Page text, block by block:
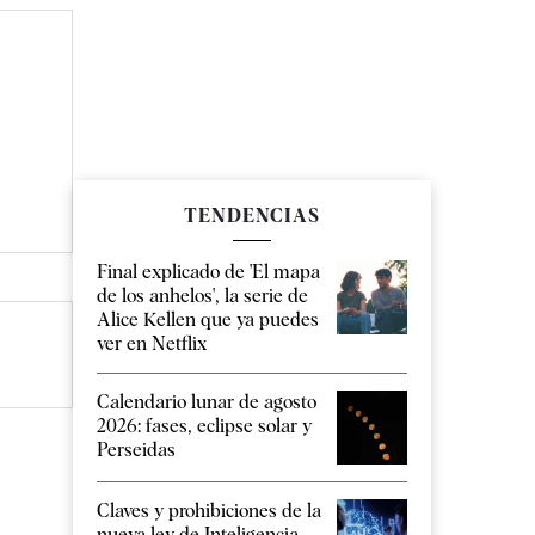
TENDENCIAS
Final explicado de 'El mapa
de los anhelos', la serie de
Alice Kellen que ya puedes
ver en Netflix
Calendario lunar de agosto
2026: fases, eclipse solar y
Perseidas
Claves y prohibiciones de la